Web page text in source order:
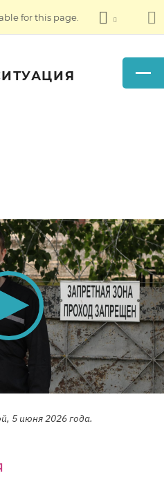
for this page.
5 июня 2026 года.